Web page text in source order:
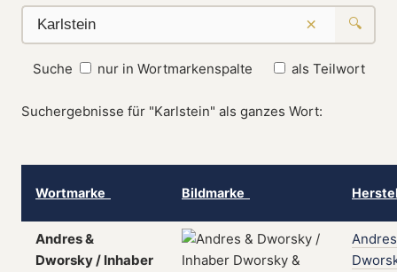
× 🔍
Suche nur in Wortmarkenspalte als Teilwort
Suchergebnisse für "Karlstein" als ganzes Wort:
Wortmarke Bildmarke
Andres &
Dworsky / Inhaber
Andres